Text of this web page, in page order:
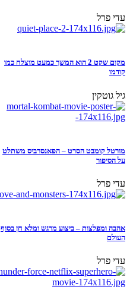
עדי פרל
מקום שקט 2 הוא המשך כמעט מוצלח כמו
קודמו
גיל גוטקין
מורטל קומבט הסרט – הפאנסרביס משתלט
על הסיפור
עדי פרל
אהבה ומפלצות – ביצוע מרגש ומלא חן בסוף
העולם
עדי פרל